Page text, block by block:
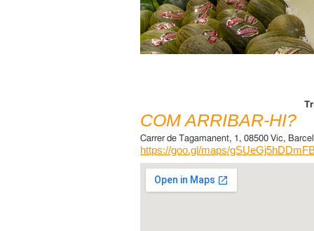
COM ARRIBAR-HI?
Carrer de Tagamanent, 1, 08500 Vic,
https://goo.gl/maps/